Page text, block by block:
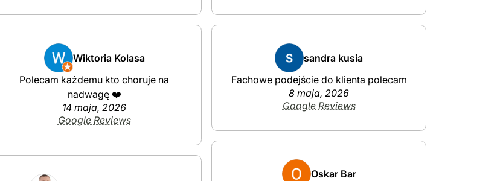
Wiktoria Kolasa
Polecam każdemu kto choruje na
nadwagę ❤️
14 maja, 2026
Google Reviews
sandra kusia
Fachowe podejście do klienta polecam
8 maja, 2026
Google Reviews
Oskar Bar